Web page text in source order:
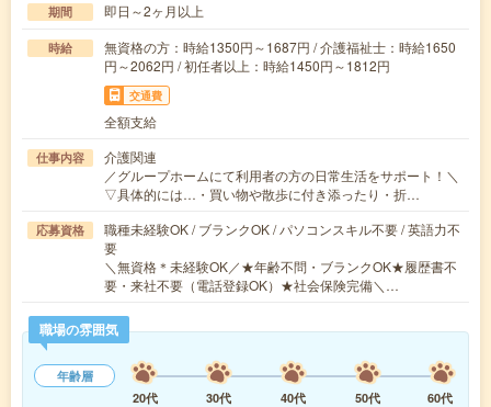
期間 即日～2ヶ月以上
時給
無資格の方：時給1350円～1687円 / 介護福祉士：時給1650
円～2062円 / 初任者以上：時給1450円～1812円
交通費
全額支給
仕事内容
介護関連
／グループホームにて利用者の方の日常生活をサポート！＼
▽具体的には…・買い物や散歩に付き添ったり・折…
応募資格
職種未経験OK / ブランクOK / パソコンスキル不要 / 英語力不
要
＼無資格＊未経験OK／★年齢不問・ブランクOK★履歴書不
要・来社不要（電話登録OK）★社会保険完備＼…
職場の雰囲気
年齢層
20代
30代 40代 50代
60代